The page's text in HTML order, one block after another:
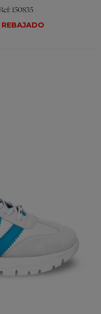
150835
REBAJADO